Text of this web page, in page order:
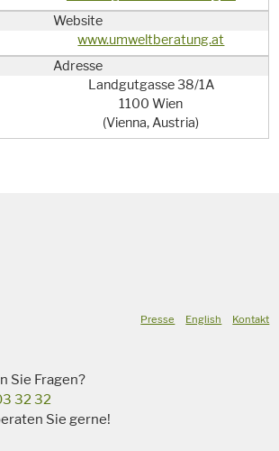
Website
www.umweltberatung.at
Adresse
Landgutgasse 38/1A
1100 Wien
(Vienna, Austria)
Presse English Kontakt
Sie Fragen?
32 32
Sie gerne!